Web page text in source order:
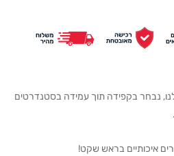
נבחר בקפידה תוך עמידה בסטנדרטים
איכותיים בראש שקט!